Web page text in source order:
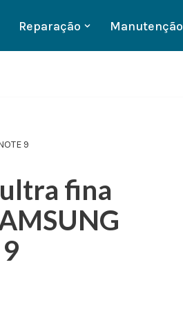
Reparação Manutenção
9
fina